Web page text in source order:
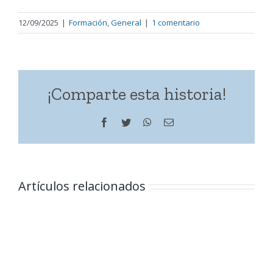
12/09/2025 | Formación,General | 1 comentario
¡Comparte esta historia!
Facebook
Twitter WhatsApp
Correo
Artículos relacionados